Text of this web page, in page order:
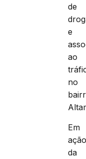
de
e
ao
no
Em
da